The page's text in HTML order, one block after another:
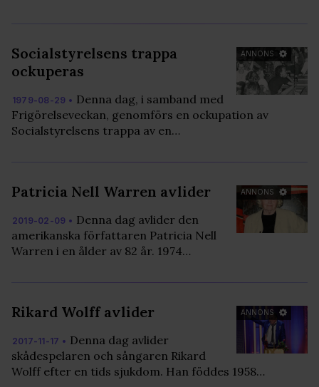
ANNONS
Socialstyrelsens trappa
ockuperas
1979-08-29 • Denna dag, i samband med
Frigörelseveckan, genomförs en ockupation av
Socialstyrelsens trappa av en…
ANNONS
Patricia Nell Warren avlider
2019-02-09 • Denna dag avlider den
amerikanska författaren Patricia Nell
Warren i en ålder av 82 år. 1974…
ANNONS
Rikard Wolff avlider
2017-11-17 • Denna dag avlider
skådespelaren och sångaren Rikard
Wolff efter en tids sjukdom. Han föddes 1958…